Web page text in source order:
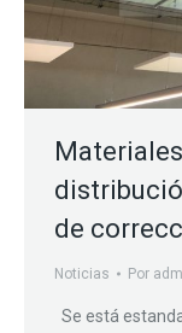
de
Noticias Por
Se está